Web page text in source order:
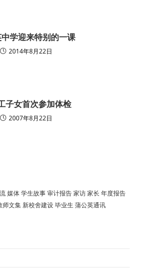
学迎来特别的一课
2014年8月22日
子女首次参加体检
2007年8月22日
媒体 学生故事 审计报告 家访 家长 年度报告
师文集 新校舍建设 毕业生 蒲公英通讯